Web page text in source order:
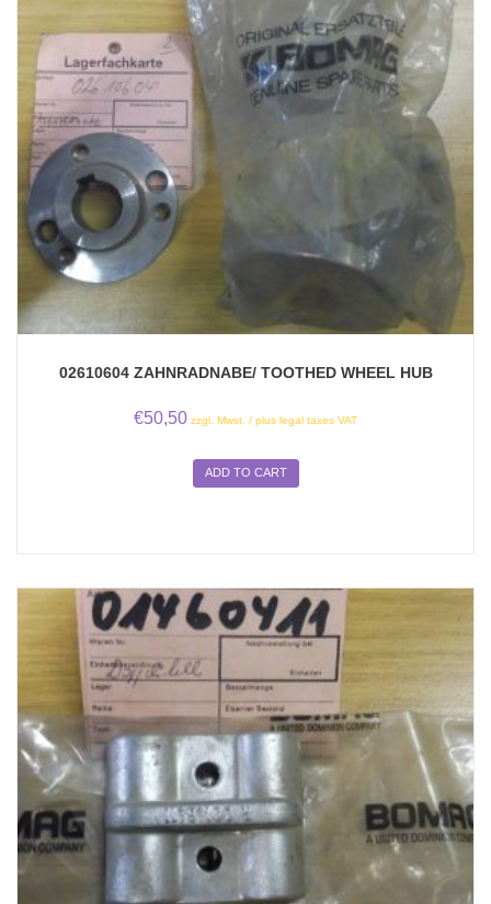
02610604 ZAHNRADNABE/ TOOTHED WHEEL HUB
€50,50 zzgl. Mwst. / plus legal taxes VAT
ADD TO CART